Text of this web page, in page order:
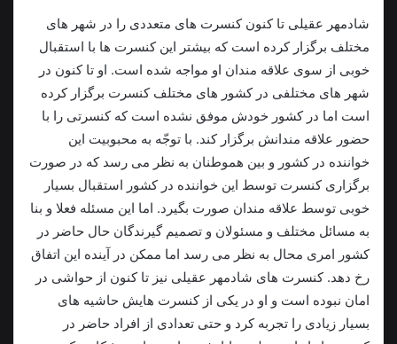
شادمهر عقیلی تا کنون کنسرت های متعددی را در شهر های
مختلف برگزار کرده است که بیشتر این کنسرت ها با استقبال
خوبی از سوی علاقه مندان او مواجه شده است. او تا کنون در
شهر های مختلفی در کشور های مختلف کنسرت برگزار کرده
است اما در کشور خودش موفق نشده است که کنسرتی را با
حضور علاقه مندانش برگزار کند. با توجّه به محبوبیت این
خواننده در کشور و بین هموطنان به نظر می رسد که در صورت
برگزاری کنسرت توسط این خواننده در کشور استقبال بسیار
خوبی توسط علاقه مندان صورت بگیرد. اما این مسئله فعلا و بنا
به مسائل مختلف و مسئولان و تصمیم گیرندگان حال حاضر در
کشور امری محال به نظر می رسد اما ممکن در آینده این اتفاق
رخ دهد. کنسرت های شادمهر عقیلی نیز تا کنون از حواشی در
امان نبوده است و او در يکی از کنسرت هایش حاشیه های
بسیار زیادی را تجربه کرد و حتی تعدادی از افراد حاضر در